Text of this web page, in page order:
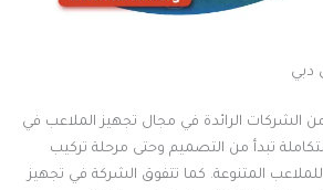
دبي
الشركات الرائدة في مجال تجهيز الملاعب في
تبدأ من التصميم وحتى مرحلة تركيب
المتنوعة. كما تتفوق الشركة في تجهيز